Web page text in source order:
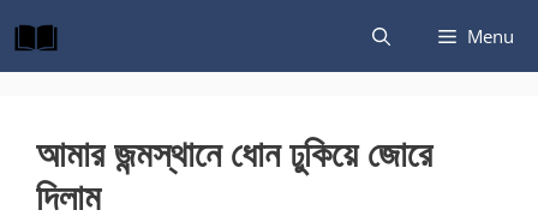
to
content
Menu
আমার জন্মস্থানে ধোন ঢুকিয়ে জোরে
দিলাম